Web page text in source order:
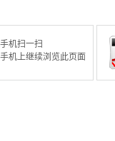
机扫一扫
机上继续浏览此页面